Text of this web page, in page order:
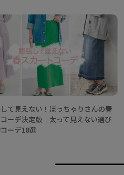
て見えない！ぽっちゃりさんの春
ーデ決定版│太って見えない選び
ーデ18選